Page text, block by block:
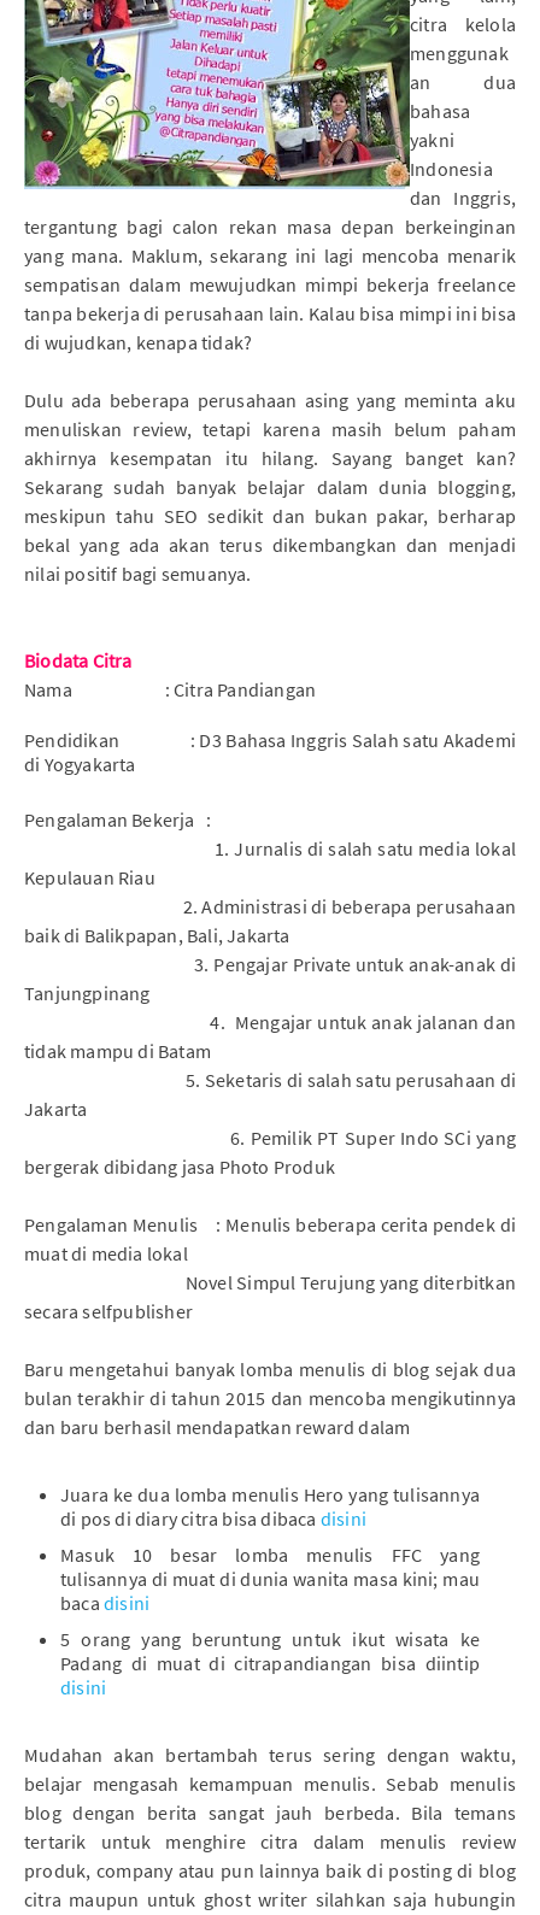
citra kelola
menggunak
an dua
bahasa
yakni
Indonesia
dan Inggris,
tergantung bagi calon rekan masa depan berkeinginan
yang mana. Maklum, sekarang ini lagi mencoba menarik
sempatisan dalam mewujudkan mimpi bekerja freelance
tanpa bekerja di perusahaan lain. Kalau bisa mimpi ini bisa
di wujudkan, kenapa tidak?
Dulu ada beberapa perusahaan asing yang meminta aku
menuliskan review, tetapi karena masih belum paham
akhirnya kesempatan itu hilang. Sayang banget kan?
Sekarang sudah banyak belajar dalam dunia blogging,
meskipun tahu SEO sedikit dan bukan pakar, berharap
bekal yang ada akan terus dikembangkan dan menjadi
nilai positif bagi semuanya.
Biodata Citra
Nama
: Citra Pandiangan
Pendidikan
: D3 Bahasa Inggris Salah satu Akademi
di Yogyakarta
Pengalaman Bekerja :
1. Jurnalis di salah satu media lokal
Kepulauan Riau
2. Administrasi di beberapa perusahaan
baik di Balikpapan, Bali, Jakarta
3. Pengajar Private untuk anak-anak di
Tanjungpinang
4. Mengajar untuk anak jalanan dan
tidak mampu di Batam
5. Seketaris di salah satu perusahaan di
Jakarta
6. Pemilik PT Super Indo SCi yang
bergerak dibidang jasa Photo Produk
Pengalaman Menulis
: Menulis beberapa cerita pendek di
muat di media lokal
Novel Simpul Terujung yang diterbitkan
secara selfpublisher
Baru mengetahui banyak lomba menulis di blog sejak dua
bulan terakhir di tahun 2015 dan mencoba mengikutinnya
dan baru berhasil mendapatkan reward dalam
Juara ke dua lomba menulis Hero yang tulisannya
di pos di diary citra bisa dibaca disini
Masuk 10 besar lomba menulis FFC yang
tulisannya di muat di dunia wanita masa kini; mau
baca disini
5 orang yang beruntung untuk ikut wisata ke
Padang di muat di citrapandiangan bisa diintip
disini
Mudahan akan bertambah terus sering dengan waktu,
belajar mengasah kemampuan menulis. Sebab menulis
blog dengan berita sangat jauh berbeda. Bila temans
tertarik untuk menghire citra dalam menulis review
produk, company atau pun lainnya baik di posting di blog
citra maupun untuk ghost writer silahkan saja hubungin